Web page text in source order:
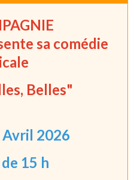
sa comédie
Belles"
Avril 2026
15 h